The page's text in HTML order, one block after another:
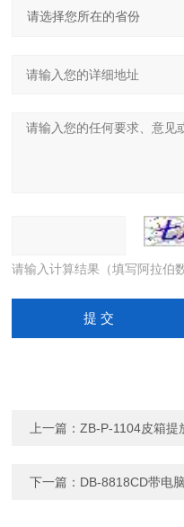
请输入计算结果（填写阿拉伯
上一篇：ZB-P-1104皮箱提
下一篇： DB-8818CD带电